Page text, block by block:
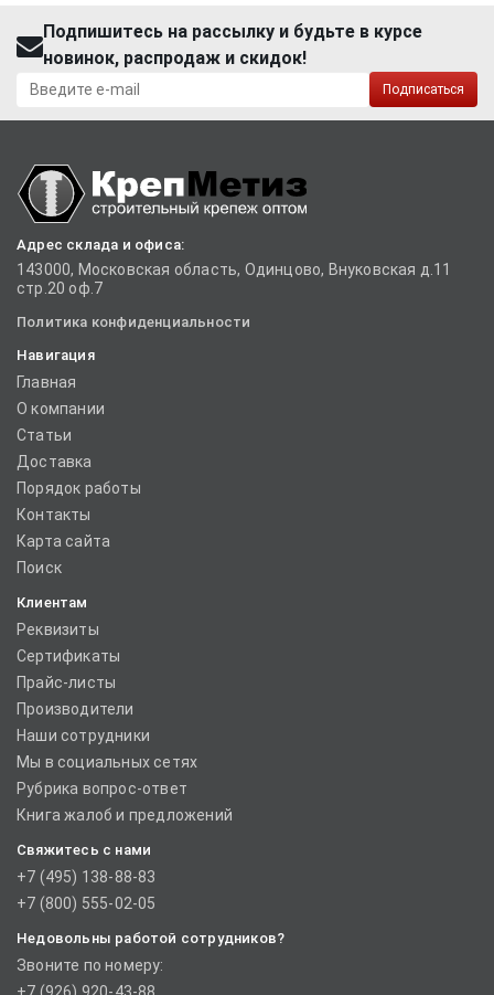
Подпишитесь на рассылку и будьте в курсе
новинок, распродаж и скидок!
Подписаться
Адрес склада и офиса:
143000, Московская область, Одинцово, Внуковская д.11
стр.20 оф.7
Политика конфиденциальности
Навигация
Главная
О компании
Статьи
Доставка
Порядок работы
Контакты
Карта сайта
Поиск
Клиентам
Реквизиты
Сертификаты
Прайс-листы
Производители
Наши сотрудники
Мы в социальных сетях
Рубрика вопрос-ответ
Книга жалоб и предложений
Свяжитесь с нами
+7 (495) 138-88-83
+7 (800) 555-02-05
Недовольны работой сотрудников?
Звоните по номеру: